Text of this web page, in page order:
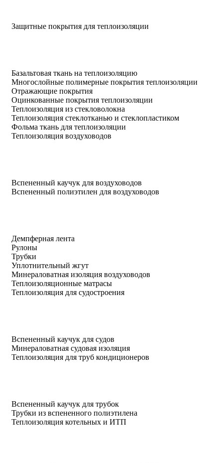
Защитные покрытия для теплоизоляции
Базальтовая ткань на теплоизоляцию
Многослойные полимерные покрытия теплоизоляции
Отражающие покрытия
Оцинкованные покрытия теплоизоляции
Теплоизоляция из стекловолокна
Теплоизоляция стеклотканью и стеклопластиком
Фольма ткань для теплоизоляции
Теплоизоляция воздуховодов
Вспененный каучук для воздуховодов
Вспененный полиэтилен для воздуховодов
Демпферная лента
Рулоны
Трубки
Уплотнительный жгут
Минераловатная изоляция воздуховодов
Теплоизоляционные матрасы
Теплоизоляция для судостроения
Вспененный каучук для судов
Минераловатная судовая изоляция
Теплоизоляция для труб кондиционеров
Вспененный каучук для трубок
Трубки из вспененного полиэтилена
Теплоизоляция котельных и ИТП